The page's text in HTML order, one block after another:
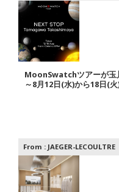
MoonSwatchツアーが玉
～8月12日(水)から18日(
From : JAEGER-LECOULTRE